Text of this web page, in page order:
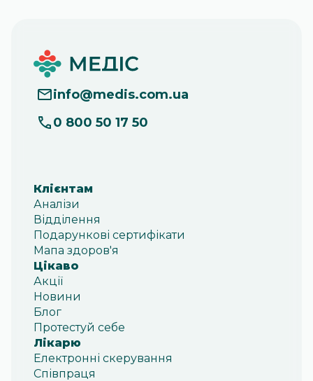
info@medis.com.ua
0 800 50 17 50
Клієнтам
Аналізи
Відділення
Подарункові сертифікати
Мапа здоров'я
Цікаво
Акції
Новини
Блог
Протестуй себе
Лікарю
Електронні скерування
Співпраця